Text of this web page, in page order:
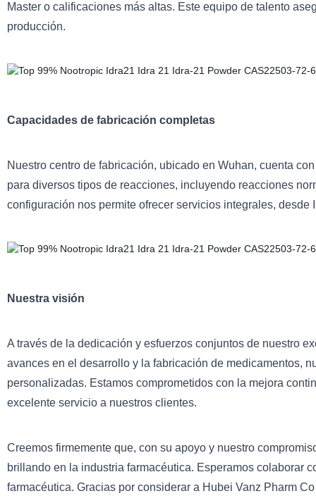
Master o calificaciones más altas. Este equipo de talento
producción.
Capacidades de fabricación completas
Nuestro centro de fabricación, ubicado en Wuhan, cuenta
para diversos tipos de reacciones, incluyendo reacciones
configuración nos permite ofrecer servicios integrales,
Nuestra visión
A través de la dedicación y esfuerzos conjuntos de nuestro
avances en el desarrollo y la fabricación de medicamentos,
personalizadas. Estamos comprometidos con la mejora
excelente servicio a nuestros clientes.
Creemos firmemente que, con su apoyo y nuestro
brillando en la industria farmacéutica. Esperamos colaborar
farmacéutica. Gracias por considerar a Hubei Vanz Pharm